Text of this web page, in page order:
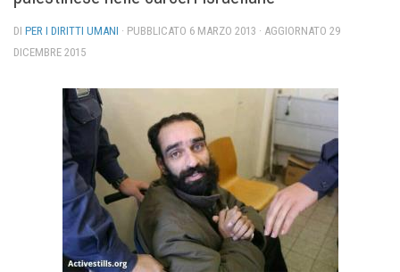
DI PER I DIRITTI UMANI · PUBBLICATO 6 MARZO 2013 · AGGIORNATO 29
DICEMBRE 2015